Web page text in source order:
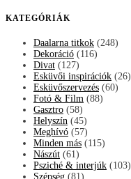
KATEGÓRIÁK
Daalarna titkok (248)
Dekoráció (116)
Divat (127)
Esküvői inspirációk (26)
Esküvőszervezés (60)
Fotó & Film (88)
Gasztro (58)
Helyszín (45)
Meghívó (57)
Minden más (115)
Nászút (61)
Psziché & interjúk (103)
Szépség (81)